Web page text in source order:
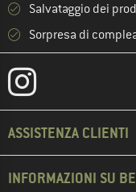
Salvataggio dei
Sorpresa di
ASSISTENZA CLIENTI
INFORMAZIONI SU